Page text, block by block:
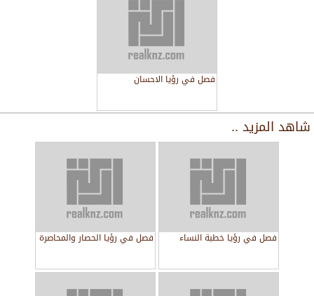
فصل في رؤيا الاحسان
شاهد المزيد ..
فصل في رؤيا خطبة النساء فصل في رؤيا الحصار والمحاصرة